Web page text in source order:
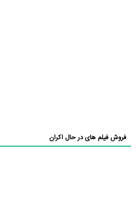
فروش فیلم های در حال اکران